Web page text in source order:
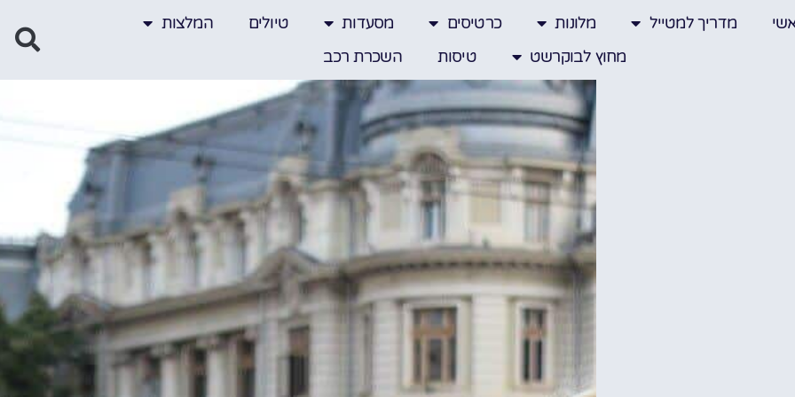
מדריך למטייל מלונות כרטיסים מסעדות טיולים
המלצות
מחוץ לבוקרשט
טיסות השכרת רכב